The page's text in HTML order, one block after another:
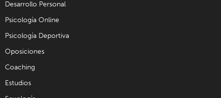
Desarrollo Personal
Psicología Online
Psicología Deportiva
Oposiciones
Coaching
Estudios